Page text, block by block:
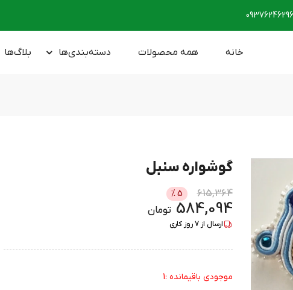
09376246296
خانه همه محصولات دسته‌بندی‌ها بلاگ‌ها
گوشواره سنبل
615,364
5
%
584,094 تومان
ارسال از 7روز کاری
موجودی باقیمانده :1